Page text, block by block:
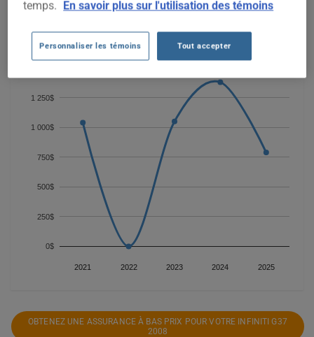
Pour trouver la meilleur assurance pour votre véhicule
2021 2022 2023 2024 2025
0$
250$
500$
750$
1 000$
1 250$
OBTENEZ UNE ASSURANCE À BAS PRIX POUR VOTRE INFINITI G37
2008
temps. En savoir plus sur l'utilisation des témoins
Personnaliser les témoins Tout accepter